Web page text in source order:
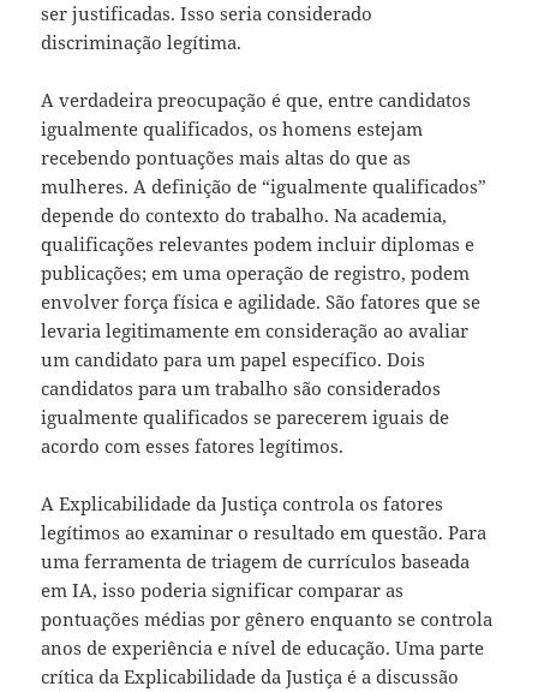
ser justificadas. Isso seria considerado
discriminação legítima.
A verdadeira preocupação é que, entre candidatos
igualmente qualificados, os homens estejam
recebendo pontuações mais altas do que as
mulheres. A definição de “igualmente qualificados”
depende do contexto do trabalho. Na academia,
qualificações relevantes podem incluir diplomas e
publicações; em uma operação de registro, podem
envolver força física e agilidade. São fatores que se
levaria legitimamente em consideração ao avaliar
um candidato para um papel específico. Dois
candidatos para um trabalho são considerados
igualmente qualificados se parecerem iguais de
acordo com esses fatores legítimos.
A Explicabilidade da Justiça controla os fatores
legítimos ao examinar o resultado em questão. Para
uma ferramenta de triagem de currículos baseada
em IA, isso poderia significar comparar as
pontuações médias por gênero enquanto se controla
anos de experiência e nível de educação. Uma parte
crítica da Explicabilidade da Justiça é a discussão